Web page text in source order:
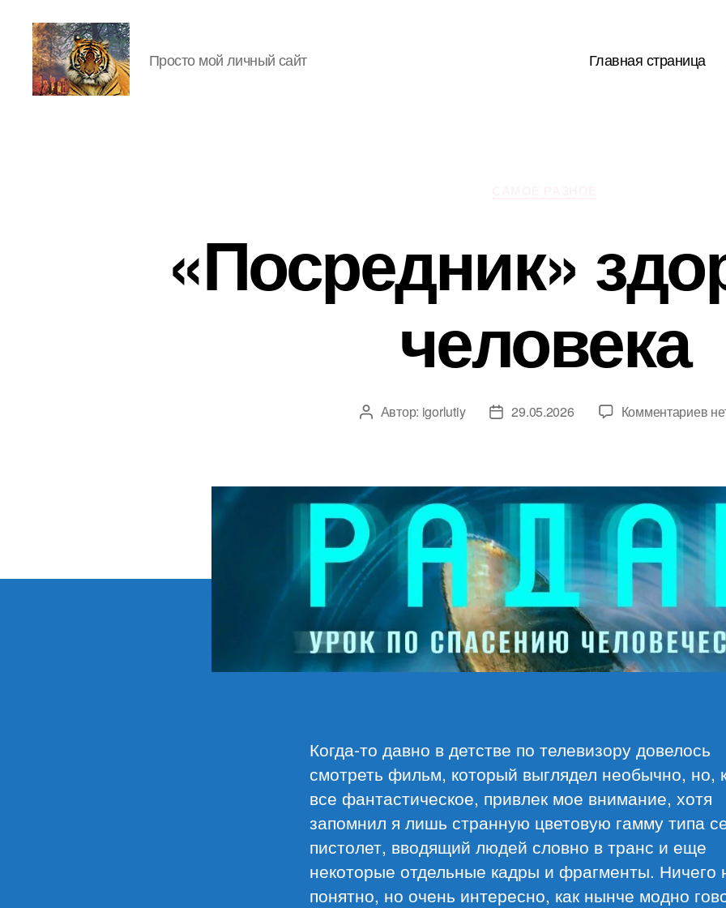
Просто мой личный сайт Главная страница
«Посредник»
человека
Автор
Автор: igorlutiy
Дата29.05.2026 Комментариевк
Когда-то давно в детстве по телевизору довелось
смотреть фильм, который выглядел необычно, но,
все фантастическое, привлек мое внимание, хотя
запомнил я лишь странную цветовую гамму типа
пистолет, вводящий людей словно в транс и еще
некоторые отдельные кадры и фрагменты. Ничего
понятно, но очень интересно, как нынче модно